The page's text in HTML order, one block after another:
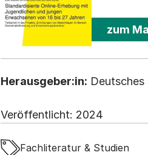
zum
Herausgeber:in:
Veröffentlicht: 2024
Fachliteratur & Studien